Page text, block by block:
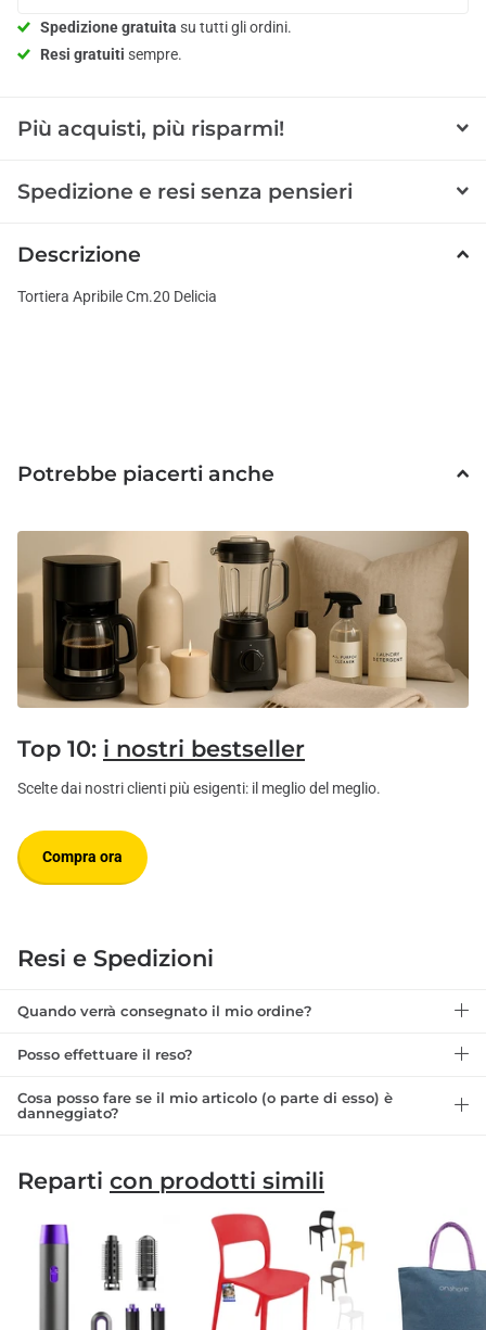
Spedizione gratuita su tutti gli ordini.
Resi gratuiti sempre.
Più acquisti, più risparmi!
Spedizione e resi senza pensieri
Descrizione
Tortiera Apribile Cm.20 Delicia
Potrebbe piacerti anche
Top 10: i nostri bestseller
Scelte dai nostri clienti più esigenti: il meglio del meglio.
Compra ora
Resi e Spedizioni
Quando verrà consegnato il mio ordine?
Posso effettuare il reso?
Cosa posso fare se il mio articolo (o parte di esso) è
danneggiato?
Reparti con prodotti simili